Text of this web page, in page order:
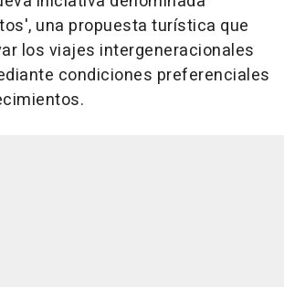
una propuesta turística que
los viajes intergeneracionales
condiciones preferenciales